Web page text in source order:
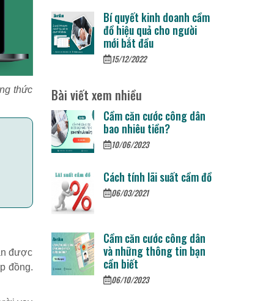
thức
được
đồng.
Bí quyết kinh doanh cầm
đồ hiệu quả cho người
mới bắt đầu
15/12/2022
Bài viết xem nhiều
Cầm căn cước công dân
bao nhiêu tiền?
10/06/2023
Cách tính lãi suất cầm đồ
06/03/2021
Cầm căn cước công dân
và những thông tin bạn
cần biết
06/10/2023